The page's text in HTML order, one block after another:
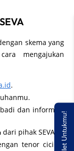
skema yang
mengajukan
.
dan informasi
dari pihak SEVA.
tenor cicilan